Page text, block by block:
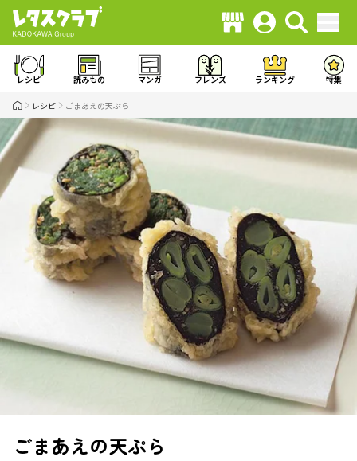
レシピ 読みもの マンガ フレンズ ランキング 特集
レシピ ごまあえの天ぷら
ごまあえの天ぷら